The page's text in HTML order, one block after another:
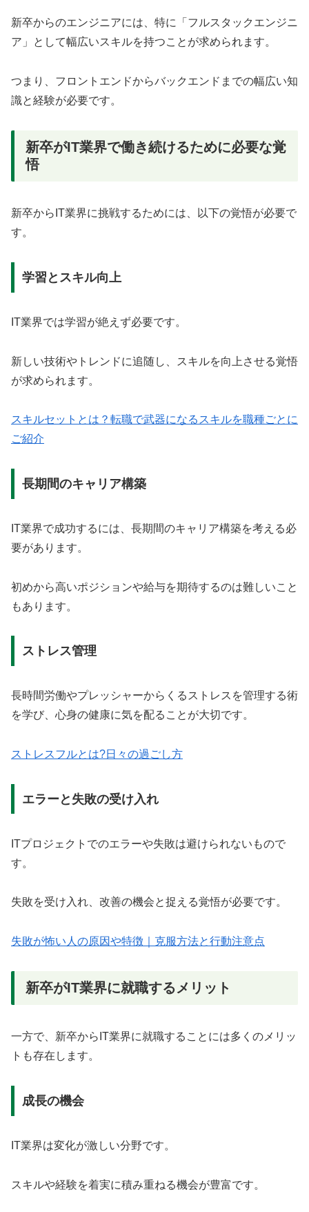
新卒からのエンジニアには、特に「フルスタックエンジニ
ア」として幅広いスキルを持つことが求められます。
つまり、フロントエンドからバックエンドまでの幅広い知
識と経験が必要です。
新卒がIT業界で働き続けるために必要な覚
悟
新卒からIT業界に挑戦するためには、以下の覚悟が必要で
す。
学習とスキル向上
IT業界では学習が絶えず必要です。
新しい技術やトレンドに追随し、スキルを向上させる覚悟
が求められます。
スキルセットとは？転職で武器になるスキルを職種ごとに
ご紹介
長期間のキャリア構築
IT業界で成功するには、長期間のキャリア構築を考える必
要があります。
初めから高いポジションや給与を期待するのは難しいこと
もあります。
ストレス管理
長時間労働やプレッシャーからくるストレスを管理する術
を学び、心身の健康に気を配ることが大切です。
ストレスフルとは?日々の過ごし方
エラーと失敗の受け入れ
ITプロジェクトでのエラーや失敗は避けられないもので
す。
失敗を受け入れ、改善の機会と捉える覚悟が必要です。
失敗が怖い人の原因や特徴｜克服方法と行動注意点
新卒がIT業界に就職するメリット
一方で、新卒からIT業界に就職することには多くのメリッ
トも存在します。
成長の機会
IT業界は変化が激しい分野です。
スキルや経験を着実に積み重ねる機会が豊富です。